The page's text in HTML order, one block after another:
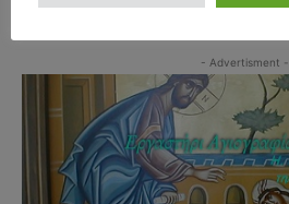
- Advertisment -